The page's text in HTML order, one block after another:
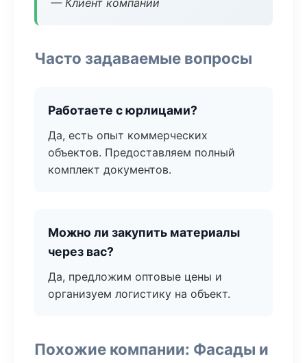
— Клиент компании
Часто задаваемые вопросы
Работаете с юрлицами?
Да, есть опыт коммерческих
объектов. Предоставляем полный
комплект документов.
Можно ли закупить материалы
через вас?
Да, предложим оптовые цены и
организуем логистику на объект.
Похожие компании: Фасады и